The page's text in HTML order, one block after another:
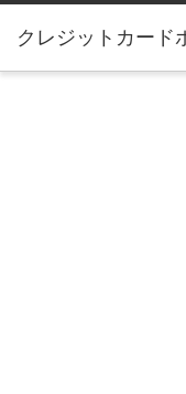
クレジットカード